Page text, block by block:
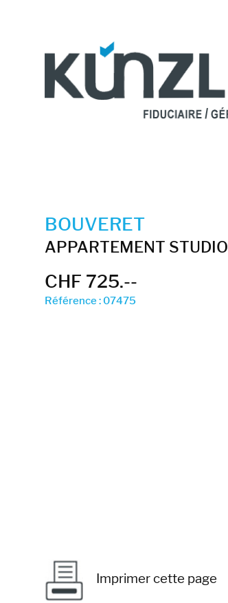
BOUVERET
APPARTEMENT STUDIO
CHF 725.--
Référence : 07475
Imprimer cette page